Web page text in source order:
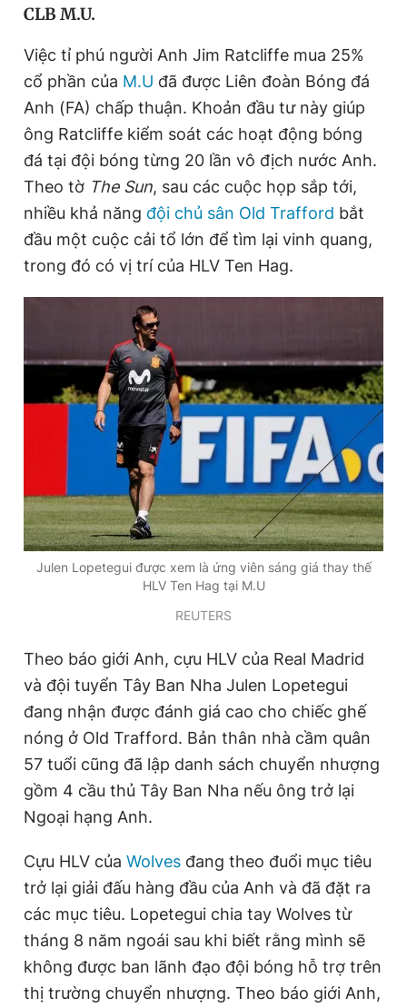
Sản phẩm khác
Tiện ích Bạn cần biết
Thông tin tòa soạn Liên hệ quảng cáo
Đọc Thanh Niên trên điện thoại
Theo dõi báo trên
Hotline
0906 645 777
Liên hệ quảng cáo
0908 780 404
Quảng cáo RSS Tòa soạn Chính sách bảo
Tổng biên tập: Nguyễn Ngọc Toàn
Phó tổng biên tập thường trực: Hải Thành
Phó tổng biên tập: Lâm Hiếu Dũng
Phó tổng biên tập: Trần Việt Hưng
Tổng thư ký tòa soạn: Đức Trung
Giấy phép xuất bản số 110/GP - BTTTT cấp ngày 24.3.2020
© 2003-2026 Bản quyền thuộc về Báo Thanh Niên. Cấm sao
bản. Phát triển bởi ePi Technologies, JSC.
CLB M.U.
Việc tỉ phú người Anh Jim Ratcliffe mua 25%
cổ phần của M.U đã được Liên đoàn Bóng đá
Anh (FA) chấp thuận. Khoản đầu tư này giúp
ông Ratcliffe kiểm soát các hoạt động bóng
đá tại đội bóng từng 20 lần vô địch nước Anh.
Theo tờ The Sun, sau các cuộc họp sắp tới,
nhiều khả năng đội chủ sân Old Trafford bắt
đầu một cuộc cải tổ lớn để tìm lại vinh quang,
trong đó có vị trí của HLV Ten Hag.
Julen Lopetegui được xem là ứng viên sáng giá thay thế
HLV Ten Hag tại M.U
REUTERS
Theo báo giới Anh, cựu HLV của Real Madrid
và đội tuyển Tây Ban Nha Julen Lopetegui
đang nhận được đánh giá cao cho chiếc ghế
nóng ở Old Trafford. Bản thân nhà cầm quân
57 tuổi cũng đã lập danh sách chuyển nhượng
gồm 4 cầu thủ Tây Ban Nha nếu ông trở lại
Ngoại hạng Anh.
Cựu HLV của Wolves đang theo đuổi mục tiêu
trở lại giải đấu hàng đầu của Anh và đã đặt ra
các mục tiêu. Lopetegui chia tay Wolves từ
tháng 8 năm ngoái sau khi biết rằng mình sẽ
không được ban lãnh đạo đội bóng hỗ trợ trên
thị trường chuyển nhượng. Theo báo giới Anh,